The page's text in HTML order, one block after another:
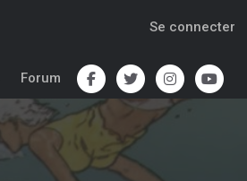
Se connecter
Forum